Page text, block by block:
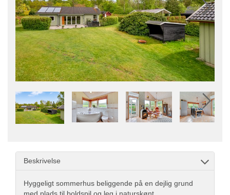
Beskrivelse
Hyggeligt sommerhus beliggende på en dejlig grund
med plads til boldspil og leg i naturskønt